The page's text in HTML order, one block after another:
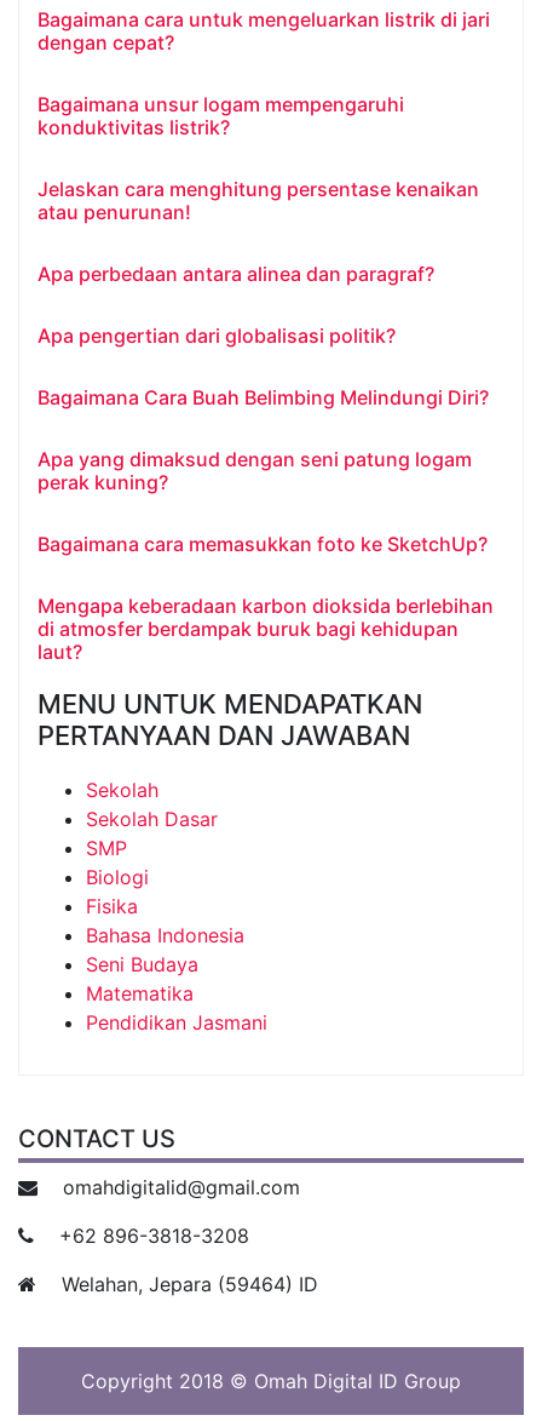
Bagaimana cara untuk mengeluarkan listrik di jari
dengan cepat?
Bagaimana unsur logam mempengaruhi
konduktivitas listrik?
Jelaskan cara menghitung persentase kenaikan
atau penurunan!
Apa perbedaan antara alinea dan paragraf?
Apa pengertian dari globalisasi politik?
Bagaimana Cara Buah Belimbing Melindungi Diri?
Apa yang dimaksud dengan seni patung logam
perak kuning?
Bagaimana cara memasukkan foto ke SketchUp?
Mengapa keberadaan karbon dioksida berlebihan
di atmosfer berdampak buruk bagi kehidupan
laut?
MENU UNTUK MENDAPATKAN
PERTANYAAN DAN JAWABAN
Sekolah
Sekolah Dasar
SMP
Biologi
Fisika
Bahasa Indonesia
Seni Budaya
Matematika
Pendidikan Jasmani
CONTACT US
omahdigitalid@gmail.com
+62 896-3818-3208
Welahan, Jepara (59464) ID
Copyright 2018 © Omah Digital ID Group